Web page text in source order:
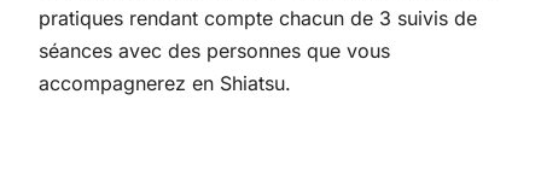
pratiques rendant compte chacun de 3 suivis de
séances avec des personnes que vous
accompagnerez en Shiatsu.